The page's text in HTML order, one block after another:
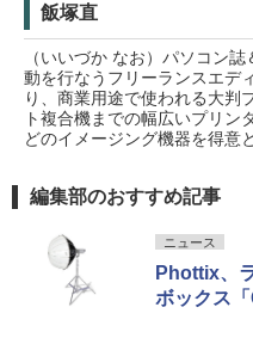
飯塚直
（いいづか なお）パソコン
動を行なうフリーランスエデ
り、商業用途で使われる大判
ト複合機までの幅広いプリン
どのイメージング機器を得意
編集部のおすすめ記事
ニュース
Phottix、
ボックス